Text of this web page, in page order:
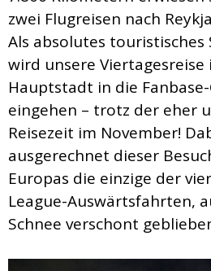
zwei Flugreisen nach
Als absolutes touristisches
wird unsere Viertagesreise
Hauptstadt in die
eingehen – trotz der eher
Reisezeit im November!
ausgerechnet dieser
Europas die einzige der
League-Auswärtsfahrten,
Schnee verschont